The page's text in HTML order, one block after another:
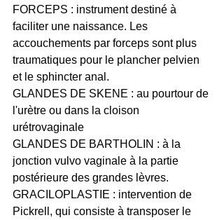
FORCEPS : instrument destiné à
faciliter une naissance. Les
accouchements par forceps sont plus
traumatiques pour le plancher pelvien
et le sphincter anal.
GLANDES DE SKENE : au pourtour de
l'urètre ou dans la cloison
urétrovaginale
GLANDES DE BARTHOLIN : à la
jonction vulvo vaginale à la partie
postérieure des grandes lèvres.
GRACILOPLASTIE : intervention de
Pickrell, qui consiste à transposer le